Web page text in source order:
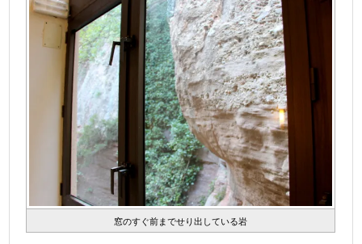
窓のすぐ前までせり出している岩